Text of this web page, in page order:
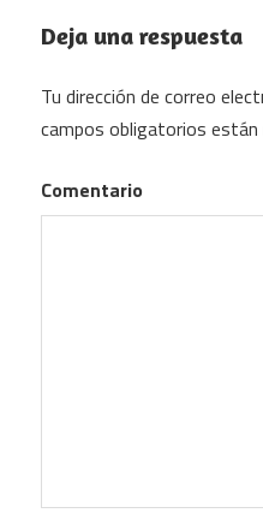
Deja una respuesta
Tu dirección de correo
campos obligatorios están
Comentario